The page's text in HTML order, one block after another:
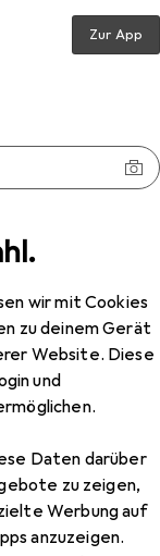
wir mit Cookies
zu deinem Gerät
Website. Diese
und
Daten darüber
zu zeigen,
Werbung auf
anzuzeigen.
Zur App
- Der